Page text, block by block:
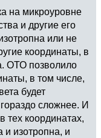
на микроуровне
и другие его
или не
координаты, в
ОТО позволило
в том числе,
будет
сложнее. И
тех координатах,
и изотропна, и